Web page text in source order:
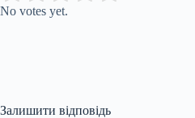
No votes yet.
Залишити відповідь